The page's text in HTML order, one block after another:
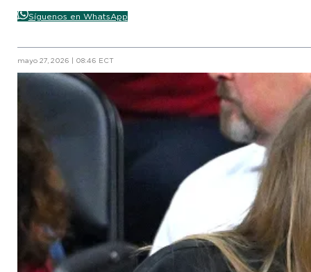
Síguenos en WhatsApp
mayo 27, 2026 | 08:46 ECT